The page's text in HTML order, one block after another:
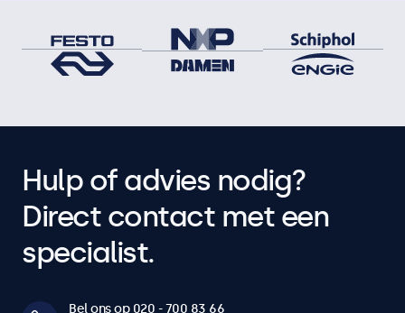
Hulp of advies nodig?
Direct contact met een
specialist.
Bel ons op 020 - 700 83 66